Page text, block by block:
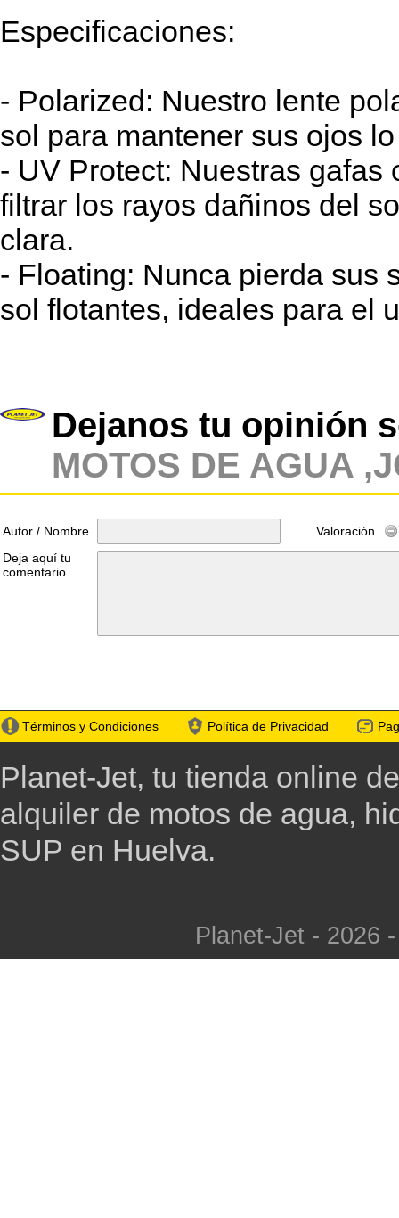
Especificaciones:
- Polarized: Nuestro lente
sol para mantener sus ojos
- UV Protect: Nuestras
filtrar los rayos dañinos del
clara.
- Floating: Nunca pierda sus
sol flotantes, ideales para el
Dejanos tu opinión
MOTOS DE AGUA
Autor / Nombre
Valoración
Deja aquí tu
comentario
Términos y Condiciones Política de Privacidad
Planet-Jet, tu tienda online
alquiler de motos de agua,
SUP en Huelva.
Planet-Jet - 2026